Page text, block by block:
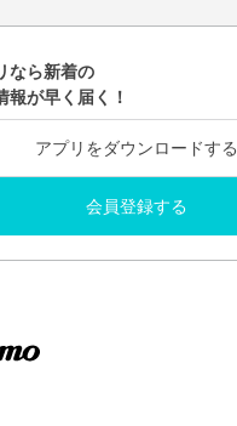
なら新着の
報が早く届く！
アプリをダウンロードする
会員登録する